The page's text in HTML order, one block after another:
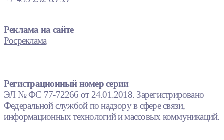
Реклама на сайте
Росреклама
Регистрационный номер серии
ЭЛ № ФС 77-72266 от 24.01.2018. Зарегистрировано
Федеральной службой по надзору в сфере связи,
информационных технологий и массовых коммуникаций.